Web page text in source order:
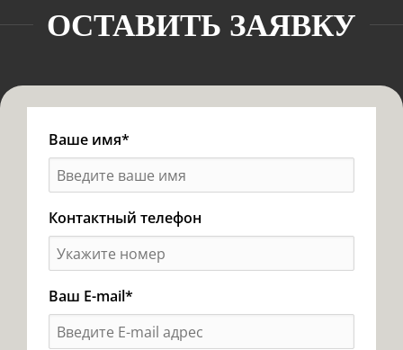
ОСТАВИТЬ ЗАЯВКУ
Ваше имя*
Контактный телефон
Ваш E-mail*